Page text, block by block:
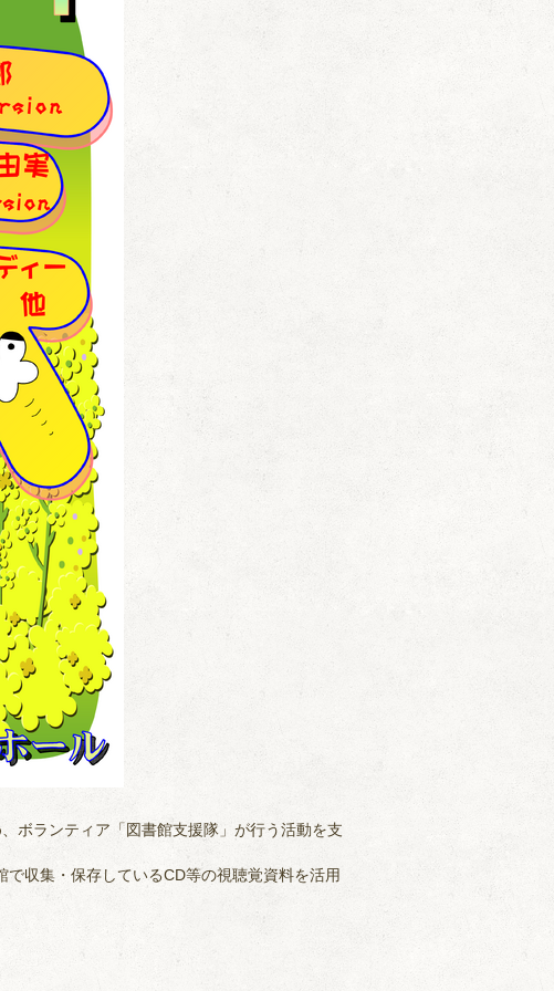
ボランティア「図書館支援隊」が行う活動を支
収集・保存しているCD等の視聴覚資料を活用